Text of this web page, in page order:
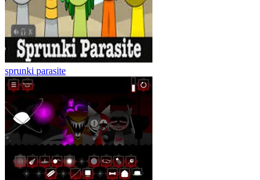
sprunki parasite